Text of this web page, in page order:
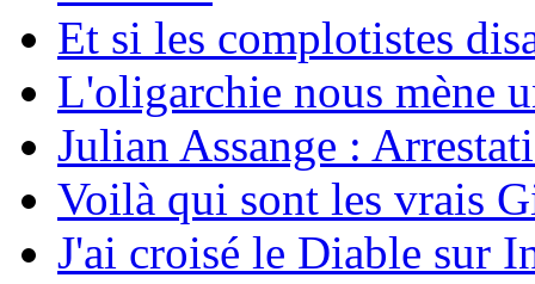
Et si les complotistes
L'oligarchie nous mène
Julian Assange :
Voilà qui sont les vrais
J'ai croisé le Diable sur